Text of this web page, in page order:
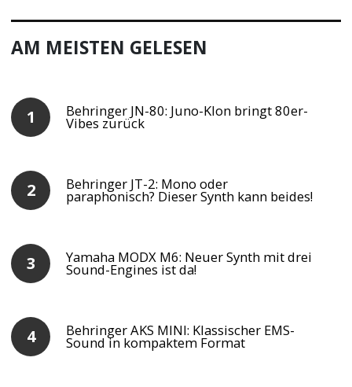
AM MEISTEN GELESEN
Behringer JN-80: Juno-Klon bringt 80er-
Vibes zurück
Behringer JT-2: Mono oder
paraphonisch? Dieser Synth kann beides!
Yamaha MODX M6: Neuer Synth mit drei
Sound-Engines ist da!
Behringer AKS MINI: Klassischer EMS-
Sound in kompaktem Format